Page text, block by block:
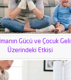
Gücü ve Çocuk
Üzerindeki Etkisi